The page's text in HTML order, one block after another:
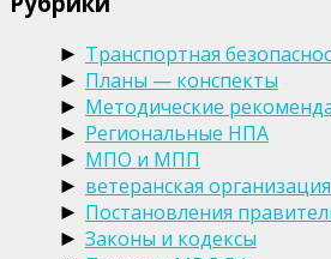
► Транспортная
► Планы — конспекты
► Методические
► Региональные НПА
► МПО и МПП
► ветеранская
► Постановления
► Законы и кодексы